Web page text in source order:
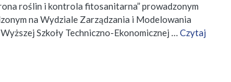
roślin i kontrola fitosanitarna” prowadzonym
na Wydziale Zarządzania i Modelowania
Szkoły Techniczno-Ekonomicznej … Czytaj